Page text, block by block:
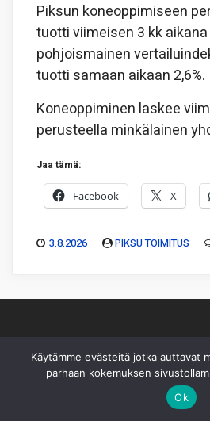
Piksun koneoppimiseen
tuotti viimeisen 3 kk aikana
pohjoismainen
tuotti samaan aikaan 2,6%.
Koneoppiminen laskee
perusteella minkälainen
Jaa tämä:
Facebook X
3.8.2026 PIKSU TOIMITUS
Piksu Oy|Toimitus|
Sivusto ei sisällä sijoitussuosituksia
Käytämme evästeitä jotka auttavat
parhaan kokemuksen
Ok